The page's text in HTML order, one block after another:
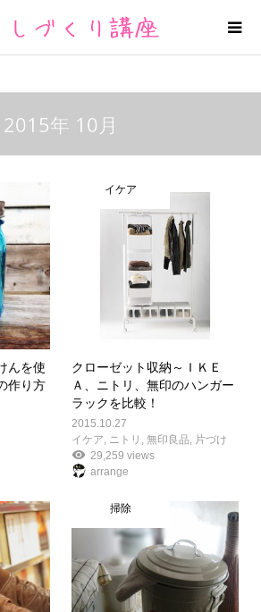
2015年 10月
んを使
作り方
イケア
クローゼット収納～ＩＫＥ
Ａ、ニトリ、無印のハンガー
ラックを比較！
2015.10.27
イケア
ニトリ ,無印良品
片づけ
29,259 views
arrange
掃除